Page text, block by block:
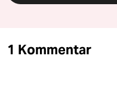
1 Kommentar